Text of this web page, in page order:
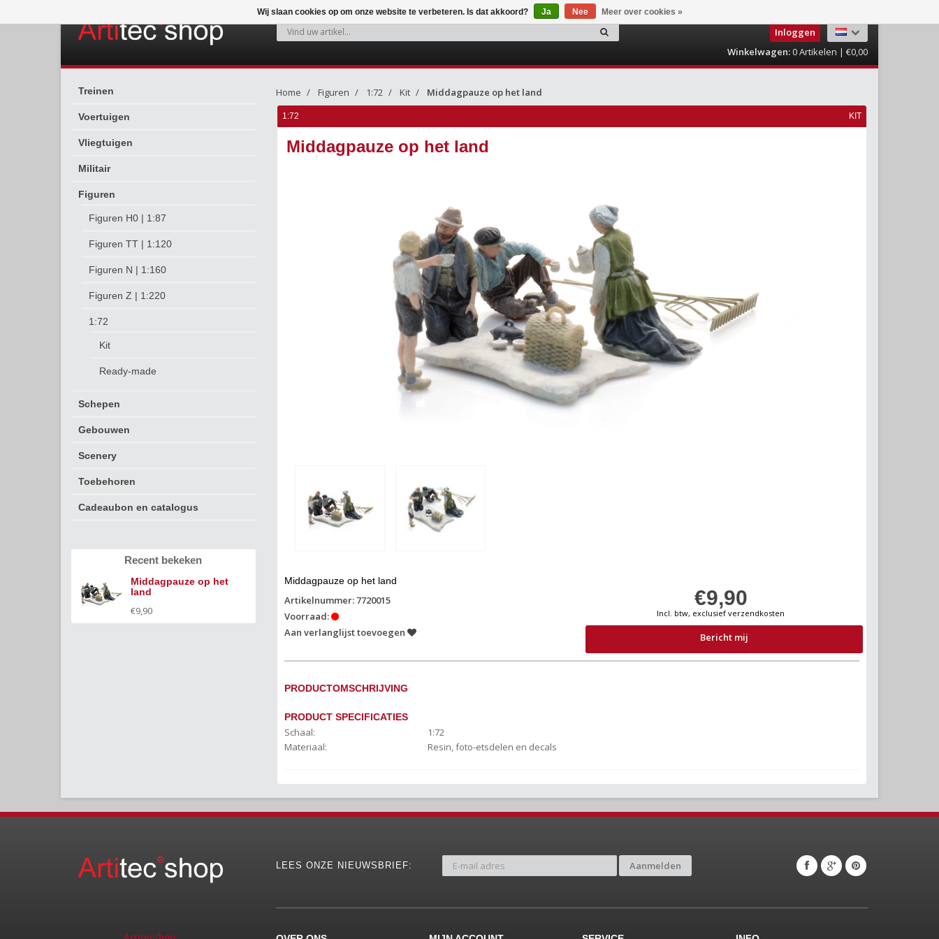
Inloggen
Winkelwagen:0Artikelen | €0,00
Treinen
Voertuigen
Vliegtuigen
Militair
Figuren
Figuren H0 | 1:87
Figuren TT | 1:120
Figuren N | 1:160
Figuren Z | 1:220
1:72
Kit
Ready-made
Schepen
Gebouwen
Scenery
Toebehoren
Cadeaubon en catalogus
Recent bekeken
Middagpauze op het
land
€9,90
Home Figuren 1:72 Kit Middagpauze op het land
1:72 KIT
Middagpauze op het land
Middagpauze op het land
€9,90
Incl. btw, exclusief verzendkosten
Artikelnummer: 7720015
Voorraad:
Aan verlanglijst toevoegen
Bericht mij
PRODUCTOMSCHRIJVING
PRODUCT SPECIFICATIES
Schaal:
1:72
Materiaal:
Resin, foto-etsdelen en decals
LEES ONZE NIEUWSBRIEF: Aanmelden
Wij slaan cookies op om onze website te verbeteren. Is dat akkoord? Ja Nee Meer over cookies »